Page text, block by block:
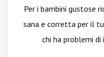
Per i bambini gustose
sana e corretta per il
chi ha problemi